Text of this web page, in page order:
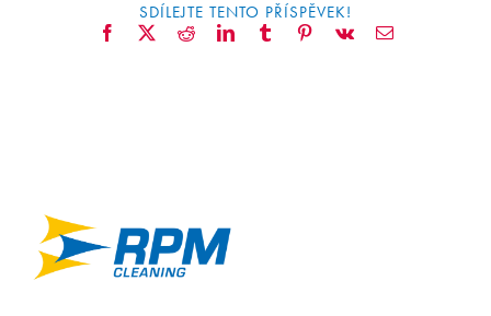
SDÍLEJTE TENTO PŘÍSPĚVEK!
Facebook
X RedditLinkedIn TumblrPinterestVk Email